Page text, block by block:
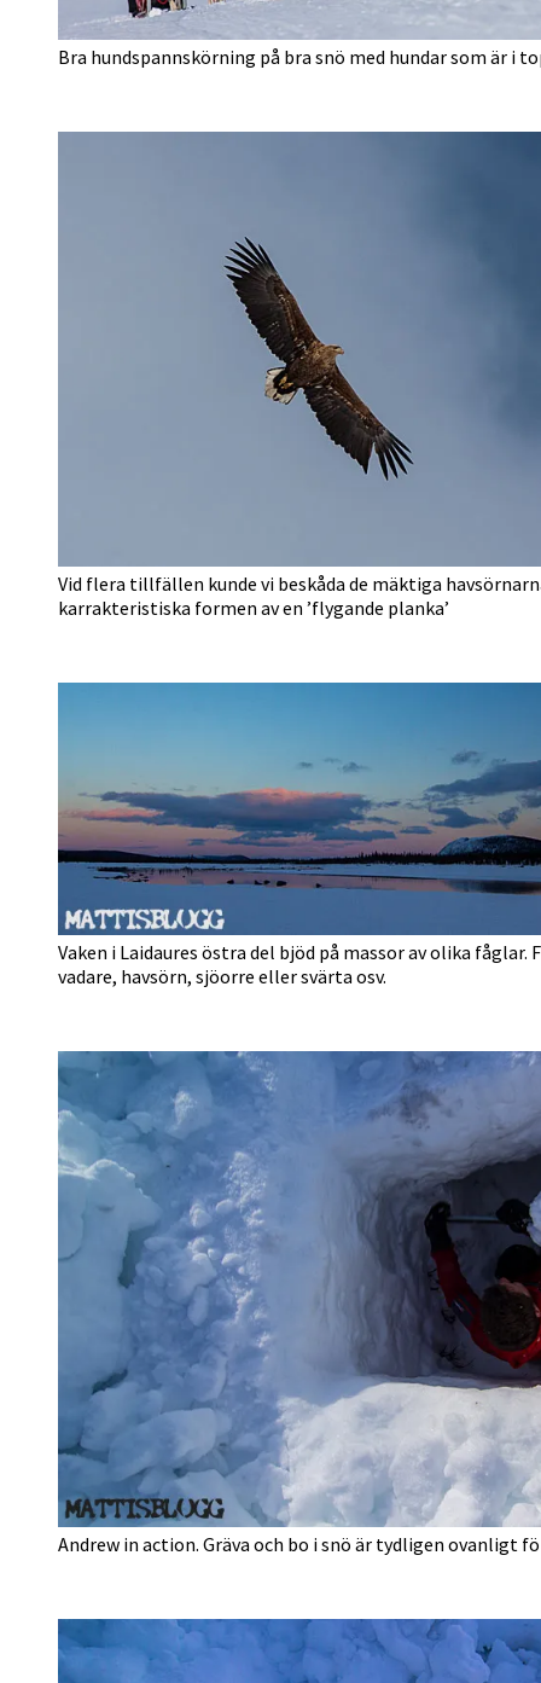
Bra hundspannskörning på bra snö med hundar som är i
Vid flera tillfällen kunde vi beskåda de mäktiga
karrakteristiska formen av en ’flygande planka’
Vaken i Laidaures östra del bjöd på massor av olika
vadare, havsörn, sjöorre eller svärta osv.
Andrew in action. Gräva och bo i snö är tydligen ovanligt